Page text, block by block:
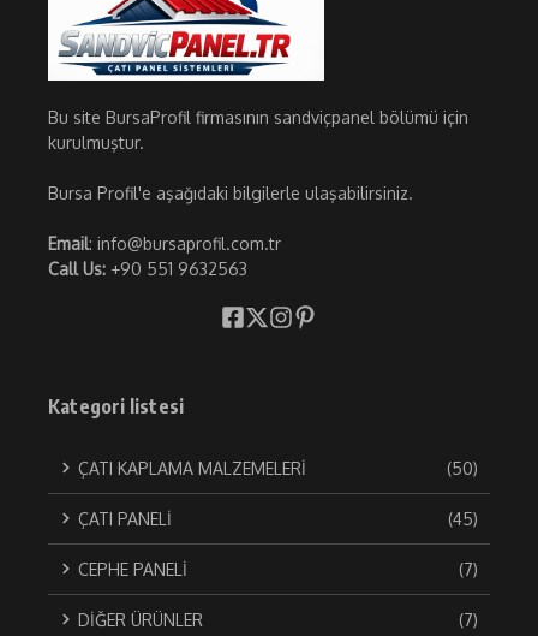
Bu site BursaProfil firmasının sandviçpanel bölümü için
kurulmuştur.
Bursa Profil'e aşağıdaki bilgilerle ulaşabilirsiniz.
Email: info@bursaprofil.com.tr
Call Us: +90 551 9632563
Kategori listesi
ÇATI KAPLAMA MALZEMELERİ (50)
ÇATI PANELİ (45)
CEPHE PANELİ (7)
DİĞER ÜRÜNLER (7)